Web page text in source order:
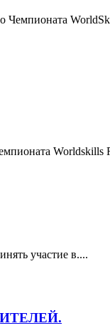
участие в....